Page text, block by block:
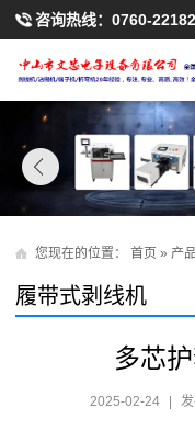
咨询热线： 0760-
您现在的位置： 首页 » 产
履带式剥线机
多芯
2025-02-24 |